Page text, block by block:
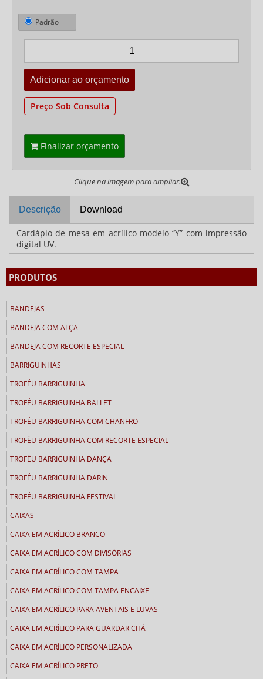
Padrão
Preço Sob Consulta
Finalizar orçamento
Clique na imagem para ampliar.
Descrição Download
Cardápio de mesa em acrílico modelo “Y” com impressão
digital UV.
PRODUTOS
BANDEJAS
BANDEJA COM ALÇA
BANDEJA COM RECORTE ESPECIAL
BARRIGUINHAS
TROFÉU BARRIGUINHA
TROFÉU BARRIGUINHA BALLET
TROFÉU BARRIGUINHA COM CHANFRO
TROFÉU BARRIGUINHA COM RECORTE ESPECIAL
TROFÉU BARRIGUINHA DANÇA
TROFÉU BARRIGUINHA DARIN
TROFÉU BARRIGUINHA FESTIVAL
CAIXAS
CAIXA EM ACRÍLICO BRANCO
CAIXA EM ACRÍLICO COM DIVISÓRIAS
CAIXA EM ACRÍLICO COM TAMPA
CAIXA EM ACRÍLICO COM TAMPA ENCAIXE
CAIXA EM ACRÍLICO PARA AVENTAIS E LUVAS
CAIXA EM ACRÍLICO PARA GUARDAR CHÁ
CAIXA EM ACRÍLICO PERSONALIZADA
CAIXA EM ACRÍLICO PRETO